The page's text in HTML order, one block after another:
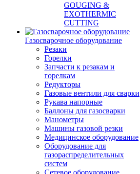
GOUGING &
EXOTHERMIC
CUTTING
Газосварочное оборудование
Резаки
Горелки
Запчасти к резакам и
горелкам
Редукторы
Газовые вентили для сварки
Рукава напорные
Баллоны для газосварки
Манометры
Машины газовой резки
Медицинское оборудование
Оборудование для
газораспределительных
систем
Сетевое оборудование